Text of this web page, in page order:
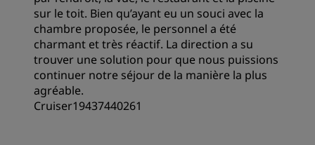
sur le toit. Bien qu’ayant eu un souci avec la
chambre proposée, le personnel a été
charmant et très réactif. La direction a su
trouver une solution pour que nous puissions
continuer notre séjour de la manière la plus
agréable.
Cruiser19437440261